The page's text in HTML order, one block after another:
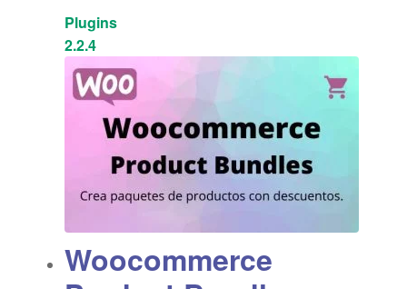
Plugins
2.2.4
Woocommerce